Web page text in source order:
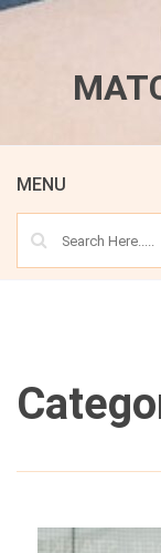
Skip
MENU